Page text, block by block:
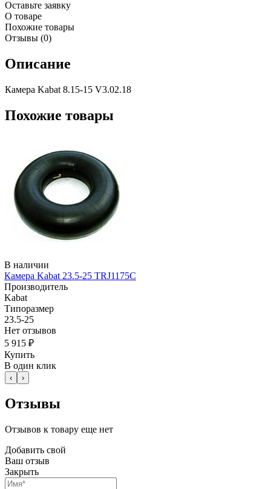
Оставьте заявку
О товаре
Похожие товары
Отзывы (0)
Описание
Камера Kabat 8.15-15 V3.02.18
Похожие товары
В наличии
Камера Kabat 23.5-25 TRJ1175C
Производитель
Kabat
Типоразмер
23.5-25
Нет отзывов
5 915 ₽
Купить
В один клик
‹ ›
Отзывы
Отзывов к товару еще нет
Добавить свой
Ваш отзыв
Закрыть